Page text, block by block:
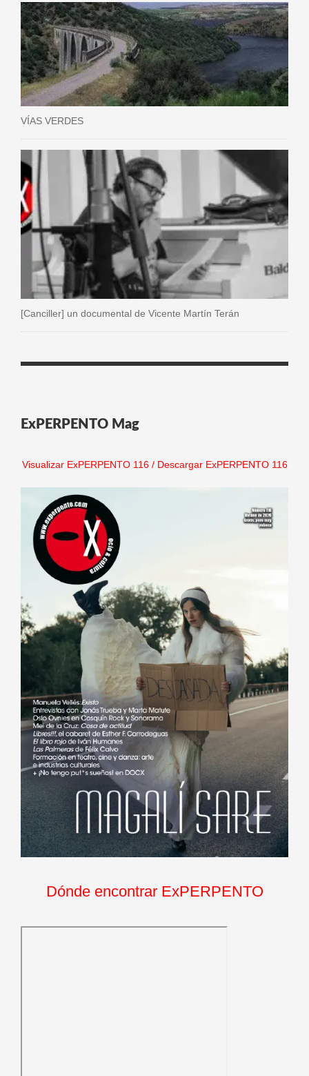
VÍAS VERDES
[Canciller] un documental de Vicente Martín Terán
ExPERPENTO Mag
Visualizar ExPERPENTO 116/ Descargar ExPERPENTO 116
Dónde encontrar ExPERPENTO